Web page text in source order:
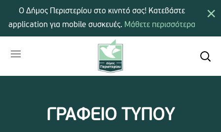
ΓΡΑΦΕΙΟ ΤΥΠΟΥ
×
Ο Δήμος Περιστερίου στο κινητό σας! Κατεβάστε
application για mobile συσκευές. Μάθετε περισσότερα